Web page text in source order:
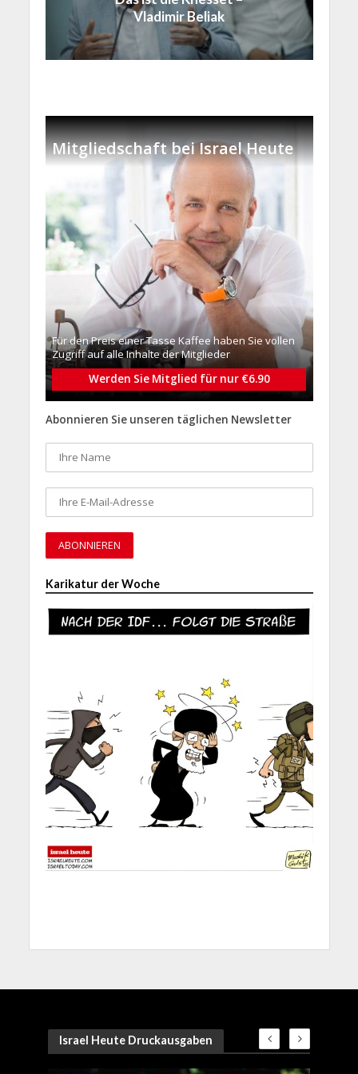
Vladimir Beliak
Mitgliedschaft bei Israel Heute
Für den Preis einer Tasse Kaffee haben Sie vollen
Zugriff auf alle Inhalte der Mitglieder
Werden Sie Mitglied für nur €6.90
Abonnieren Sie unseren täglichen Newsletter
Karikatur der Woche
Israel Heute Druckausgaben